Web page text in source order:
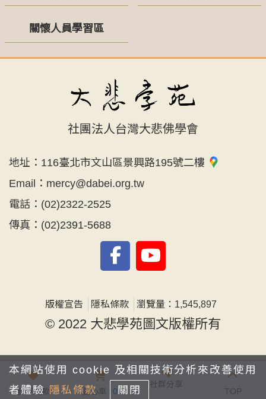
關懷人員學習區
社團法人台灣大悲佛學會
地址： 116臺北市文山區景興路195號二樓
Email： mercy@dabei.org.tw
電話： (02)2322-2525
傳真： (02)2391-5688
版權宣告 隱私條款 瀏覽量：1,545,897
© 2022 大悲學苑圖文版權所有
我要捐款 愛心車 0
社群分享
TOP
本網站使用 cookie 及相關技術分析來改善使用
者體驗 隱私條款 關閉